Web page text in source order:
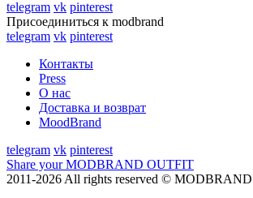
telegram vk pinterest
Присоединиться к modbrand
telegram vk pinterest
Контакты
Press
О нас
Доставка и возврат
MoodBrand
telegram vk pinterest
Share your MODBRAND OUTFIT
2011-2026 All rights reserved © MODBRAND